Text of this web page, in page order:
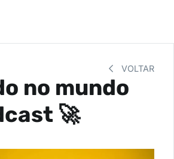
VOLTAR
no mundo
🚀